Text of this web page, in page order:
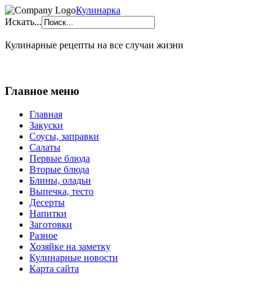
Кулинарка
Искать...
Кулинарные рецепты на все случаи жизни
Главное меню
Главная
Закуски
Соусы, заправки
Салаты
Первые блюда
Вторые блюда
Блины, оладьи
Выпечка, тесто
Десерты
Напитки
Заготовки
Разное
Хозяйке на заметку
Кулинарные новости
Карта сайта